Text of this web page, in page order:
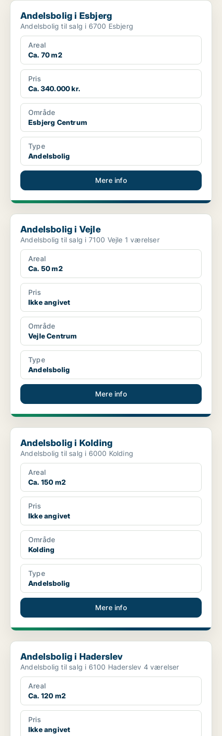
Andelsbolig i Esbjerg
Andelsbolig i Esbjerg
Andelsbolig til salg i 6700 Esbjerg
Areal
Ca. 70 m2
Pris
Ca. 340.000 kr.
Område
Esbjerg Centrum
Type
Andelsbolig
Mere info
Andelsbolig i Vejle
Andelsbolig i Vejle
Andelsbolig til salg i 7100 Vejle 1 værelser
Areal
Ca. 50 m2
Pris
Ikke angivet
Område
Vejle Centrum
Type
Andelsbolig
Mere info
Andelsbolig i Kolding
Andelsbolig i Kolding
Andelsbolig til salg i 6000 Kolding
Areal
Ca. 150 m2
Pris
Ikke angivet
Område
Kolding
Type
Andelsbolig
Mere info
Andelsbolig i Haderslev
Andelsbolig i Haderslev
Andelsbolig til salg i 6100 Haderslev 4 værelser
Areal
Ca. 120 m2
Pris
Ikke angivet